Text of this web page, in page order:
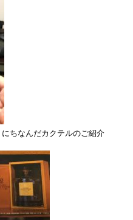
ちなんだカクテルのご紹介